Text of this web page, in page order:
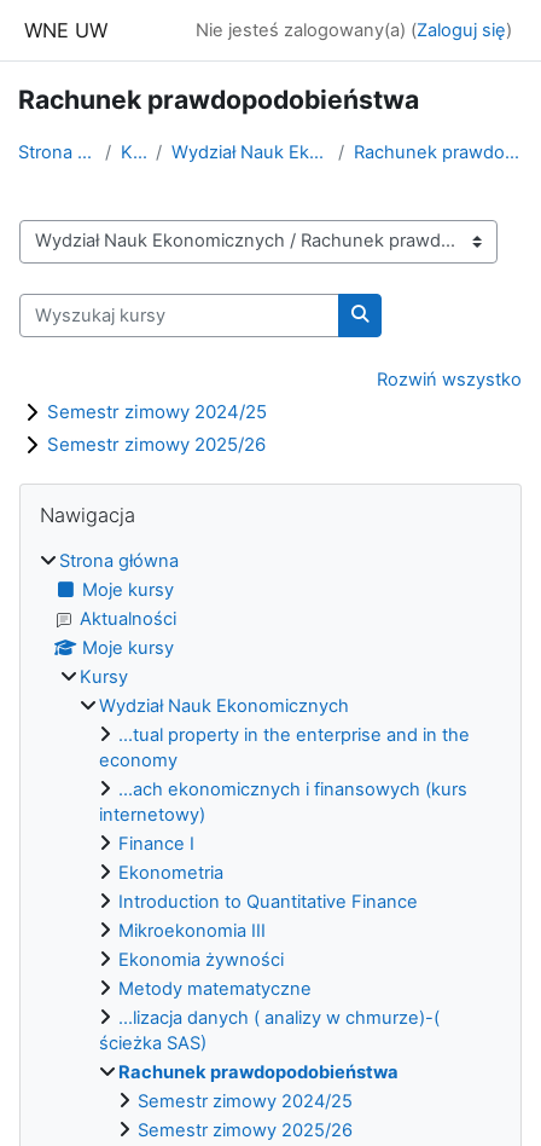
WNE UW Nie jesteś zalogowany(a) (Zaloguj się)
Rachunek prawdopodobieństwa
Strona główna Kursy Wydział Nauk Ekonomicznych Rachunek prawdopodobieństwa
Kategorie kursów
Wyszukaj kursy
Wyszukaj kursy
Rozwiń wszystko
Semestr zimowy 2024/25
Semestr zimowy 2025/26
Bloki
Nawigacja
Strona główna
Moje kursy
Aktualności
Moje kursy
Kursy
Wydział Nauk Ekonomicznych
...tual property in the enterprise and in the
economy
...ach ekonomicznych i finansowych (kurs
internetowy)
Finance I
Ekonometria
Introduction to Quantitative Finance
Mikroekonomia III
Ekonomia żywności
Metody matematyczne
...lizacja danych ( analizy w chmurze)-(
ścieżka SAS)
Rachunek prawdopodobieństwa
Semestr zimowy 2024/25
Semestr zimowy 2025/26